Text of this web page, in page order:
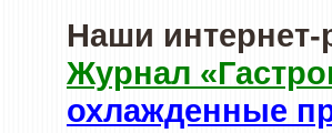
Наши
Журнал
охлажденные